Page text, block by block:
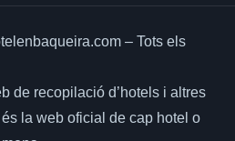
– Tots els
de recopilació d’hotels i altres
la web oficial de cap hotel o